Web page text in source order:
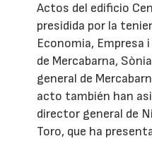
Actos del edificio
presidida por la
Economia, Empresa
de Mercabarna,
general de
acto también han
director general de
Toro, que ha